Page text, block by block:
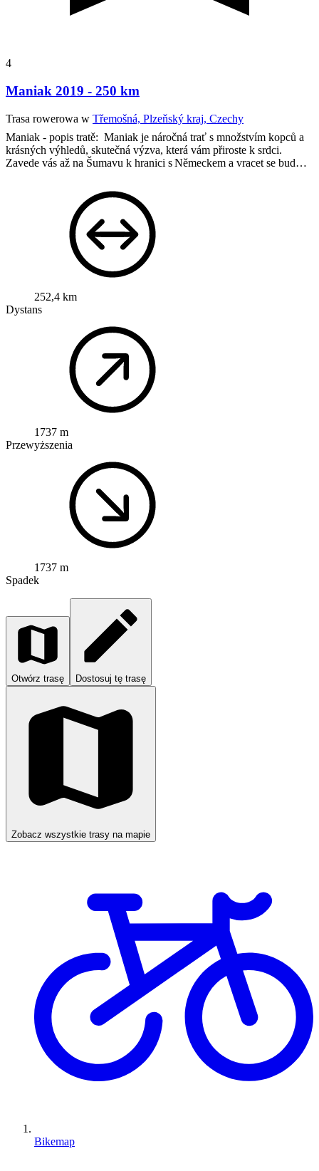
4
Maniak 2019 - 250 km
Trasa rowerowa w Třemošná, Plzeňský kraj, Czechy
Maniak - popis tratě: Maniak je náročná trať s množstvím kopců a
krásných výhledů, skutečná výzva, která vám přiroste k srdci.
Zavede vás až na Šumavu k hranici s Německem a vracet se bud…
252,4 km
Dystans
1737 m
Przewyższenia
1737 m
Spadek
Otwórz trasę Dostosuj tę trasę
Zobacz wszystkie trasy na mapie
Bikemap